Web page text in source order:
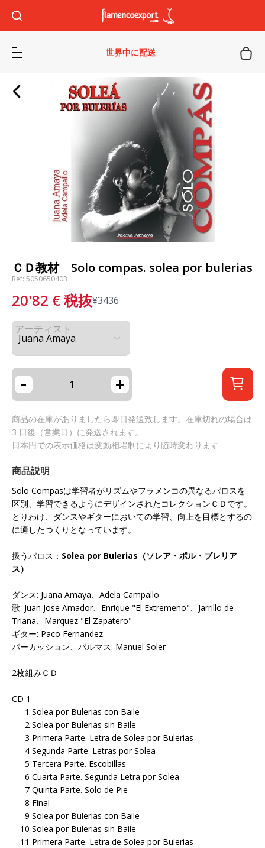
世界中に配送
ＣＤ教材 Solo compas. solea por bulerias
Ref: 5050650403
20'82 €税抜¥3436
アーティスト
- +
商品の在庫がありましたら即日発送致します。在庫切れの場合は
3 日後（営業日）に発送されます。
日本円での表示価格は変動相場制により随時変わります
商品説明
Solo Compasは学習者がリズムやフラメンコの異なるパロスを
区別、学習できるようにデザインされたコレクションＣＤです。
とりわけ、ダンスやギターにおいての学習、向上を目標とするの
に適したつくりとなっています。
扱うパロス： Solea por Bulerias（ソレア・ポル・ブレリア
ス）
ダンス: Juana Amaya、Adela Campallo
歌: Juan Jose Amador、Enrique "El Extremeno"、Jarrillo de
Triana、Marquez "El Zapatero"
ギター: Paco Fernandez
パーカッション、パルマス: Manuel Soler
2枚組みＣＤ
CD 1
1 Solea por Bulerias con Baile
2 Solea por Bulerias sin Baile
3 Primera Parte. Letra de Solea por Bulerias
4 Segunda Parte. Letras por Solea
5 Tercera Parte. Escobillas
6 Cuarta Parte. Segunda Letra por Solea
7 Quinta Parte. Solo de Pie
8 Final
9 Solea por Bulerias con Baile
10 Solea por Bulerias sin Baile
11 Primera Parte. Letra de Solea por Bulerias